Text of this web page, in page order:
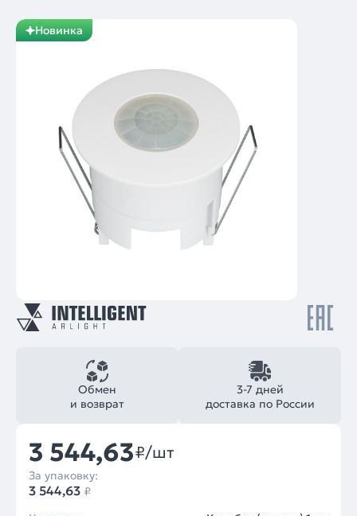
Новинка
3-7 дней
доставка по России
Обмен
и возврат
3 544,63₽/шт
За упаковку:
3 544,63 ₽